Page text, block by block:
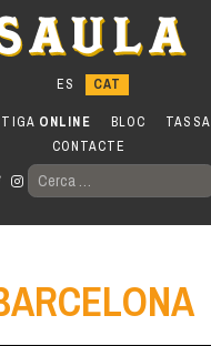
ONLINE BLOC TASSA
CONTACTE
CERCA: